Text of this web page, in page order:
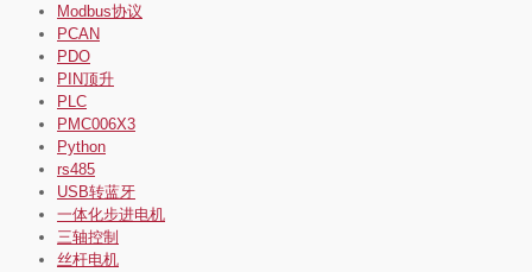
Modbus协议
PCAN
PDO
PIN顶升
PLC
PMC006X3
Python
rs485
USB转蓝牙
一体化步进电机
三轴控制
丝杆电机